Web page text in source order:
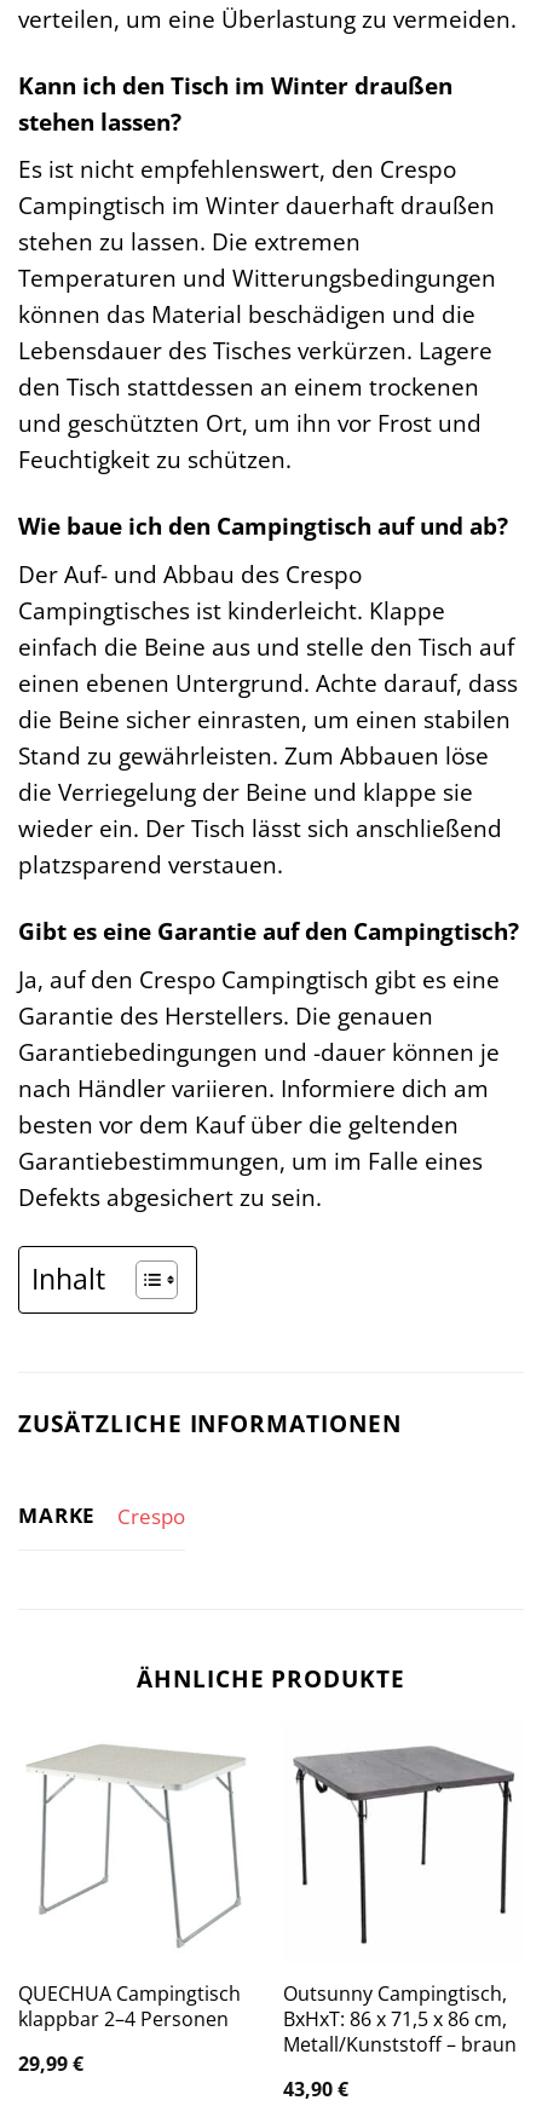
verteilen, um eine Überlastung zu vermeiden.
Kann ich den Tisch im Winter draußen
stehen lassen?
Es ist nicht empfehlenswert, den Crespo
Campingtisch im Winter dauerhaft draußen
stehen zu lassen. Die extremen
Temperaturen und Witterungsbedingungen
können das Material beschädigen und die
Lebensdauer des Tisches verkürzen. Lagere
den Tisch stattdessen an einem trockenen
und geschützten Ort, um ihn vor Frost und
Feuchtigkeit zu schützen.
Wie baue ich den Campingtisch auf und ab?
Der Auf- und Abbau des Crespo
Campingtisches ist kinderleicht. Klappe
einfach die Beine aus und stelle den Tisch auf
einen ebenen Untergrund. Achte darauf, dass
die Beine sicher einrasten, um einen stabilen
Stand zu gewährleisten. Zum Abbauen löse
die Verriegelung der Beine und klappe sie
wieder ein. Der Tisch lässt sich anschließend
platzsparend verstauen.
Gibt es eine Garantie auf den Campingtisch?
Ja, auf den Crespo Campingtisch gibt es eine
Garantie des Herstellers. Die genauen
Garantiebedingungen und -dauer können je
nach Händler variieren. Informiere dich am
besten vor dem Kauf über die geltenden
Garantiebestimmungen, um im Falle eines
Defekts abgesichert zu sein.
Inhalt
ZUSÄTZLICHE INFORMATIONEN
MARKE Crespo
ÄHNLICHE PRODUKTE
QUECHUA Campingtisch
klappbar 2–4 Personen
29,99€
Outsunny Campingtisch,
BxHxT: 86 x 71,5 x 86 cm,
Metall/Kunststoff – braun
43,90€